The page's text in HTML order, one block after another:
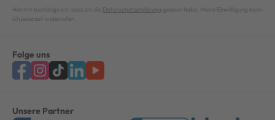
Hiermit bestätige ich, dass ich die Datenschutzerklärung gelesen habe. Meine Einwilligung kann
ich jederzeit widerrufen.
Folge uns
Unsere Partner